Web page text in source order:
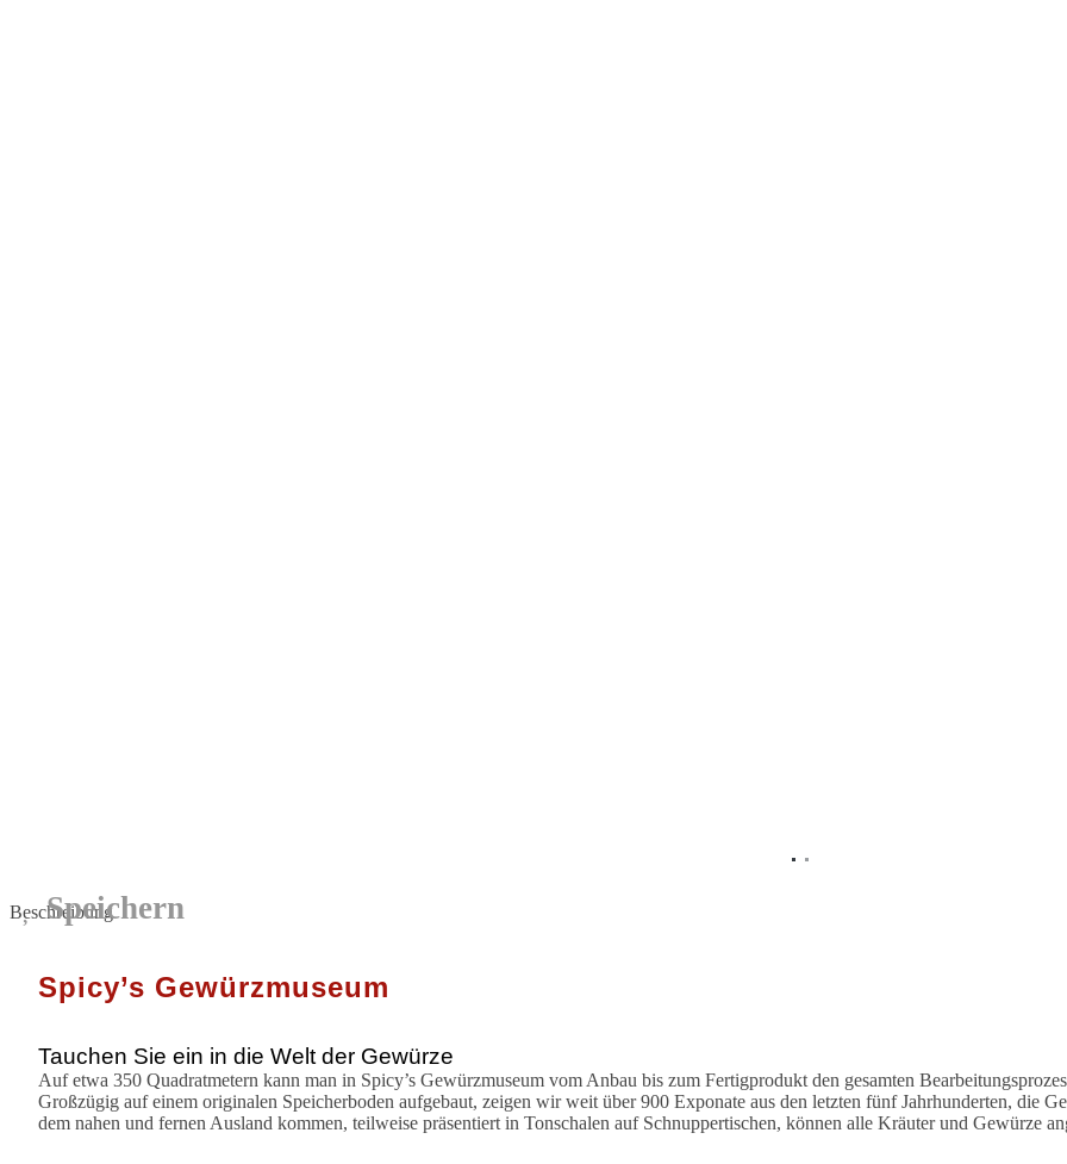
Speichern
Beschreibung
Spicy’s Gewürzmuseum
Tauchen Sie ein in die Welt der Gewürze
Auf etwa 350 Quadratmetern kann man in Spicy’s Gewürzmuseum vom Anbau bis zum Fertigprodukt den gesamten
Großzügig auf einem originalen Speicherboden aufgebaut, zeigen wir weit über 900 Exponate aus den letzten fünf Jahrhunderten, die
dem nahen und fernen Ausland kommen, teilweise präsentiert in Tonschalen auf Schnuppertischen, können alle Kräuter und Gewürze